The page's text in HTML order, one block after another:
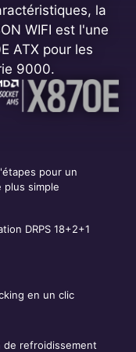
la
WIFI est l'une
ATX pour les
9000.
pour un
plus simple
DRPS 18+2+1
en un clic
de refroidissement